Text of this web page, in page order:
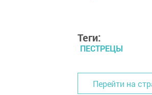
Теги:
ПЕСТРЕЦЫ
Перейти на